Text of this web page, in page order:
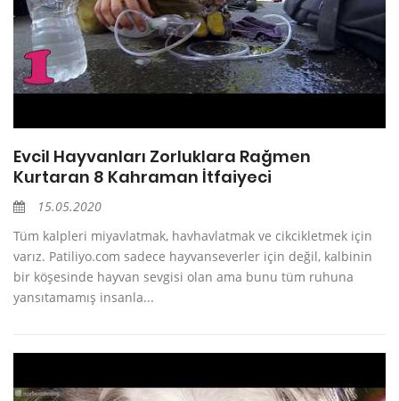
Evcil Hayvanları Zorluklara Rağmen
Kurtaran 8 Kahraman İtfaiyeci
15.05.2020
Tüm kalpleri miyavlatmak, havhavlatmak ve cikcikletmek için
varız. Patiliyo.com sadece hayvanseverler için değil, kalbinin
bir köşesinde hayvan sevgisi olan ama bunu tüm ruhuna
yansıtamamış insanla...